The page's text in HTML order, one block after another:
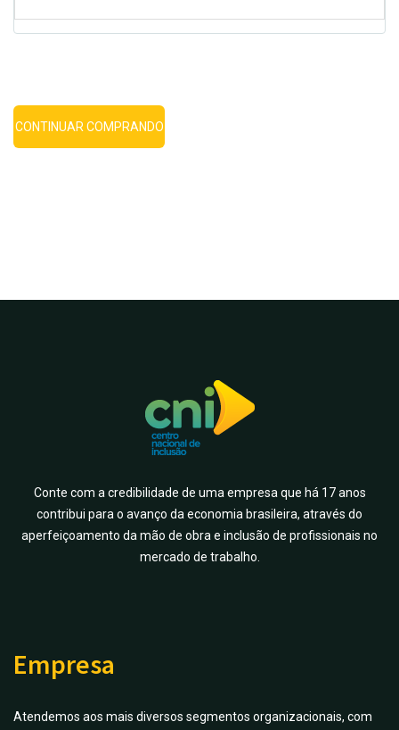
CONTINUAR COMPRANDO
Conte com a credibilidade de uma empresa que há 17 anos
contribui para o avanço da economia brasileira, através do
aperfeiçoamento da mão de obra e inclusão de profissionais no
mercado de trabalho.
Empresa
Atendemos aos mais diversos segmentos organizacionais, com